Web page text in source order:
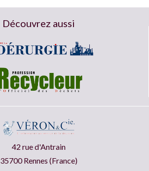
Découvrez aussi
42 rue d'Antrain
35700 Rennes (France)